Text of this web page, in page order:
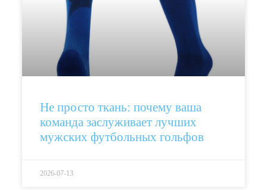
Не просто ткань: почему ваша
команда заслуживает лучших
мужских футбольных гольфов
2026-07-13